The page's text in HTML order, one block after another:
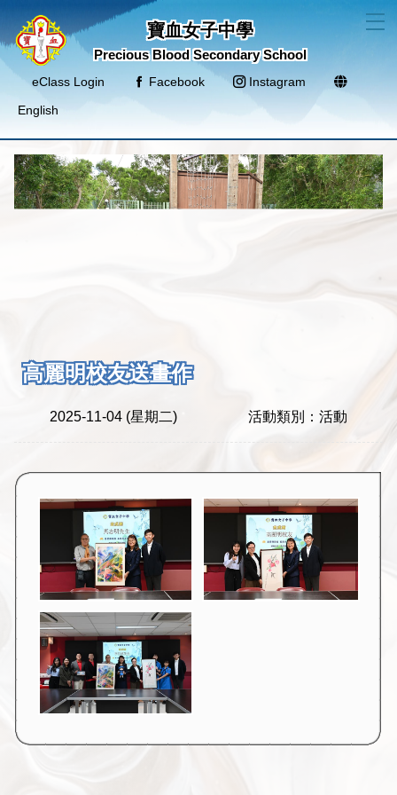
寶血女子中學
Precious Blood Secondary School
eClass Login Facebook
Instagram
English
高麗明校友送畫作
2025-11-04 (星期二) 活動類別：活動